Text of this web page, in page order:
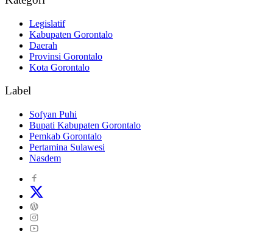
Legislatif
Kabupaten Gorontalo
Daerah
Provinsi Gorontalo
Kota Gorontalo
Label
Sofyan Puhi
Bupati Kabupaten Gorontalo
Pemkab Gorontalo
Pertamina Sulawesi
Nasdem